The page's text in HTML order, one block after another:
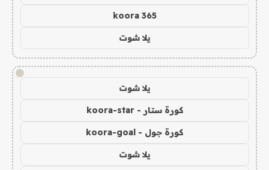
koora 365
يلا شوت
!
يلا شوت
كورة ستار - koora-star
كورة جول - koora-goal
يلا شوت